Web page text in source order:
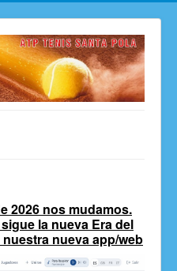
Pola
2026 nos mudamos.
la nueva Era del
nueva app/web